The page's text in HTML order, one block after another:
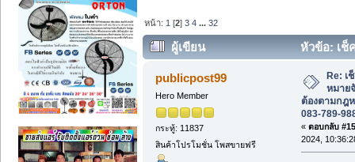
หน้า: 1 [2]3 4 ...32
ผู้เขียน
หัวข้อ: เช็
ต้องตามกฎหมาย ปรึกษาโทร 083-789-
publicpost99
Hero Member
กระทู้: 11837
สินค้าโปรโมชั่น โพสขายฟรี
Re: เ
หมาย
ต้องตามกฎ
083-789-
« ตอบกลับ
2024,